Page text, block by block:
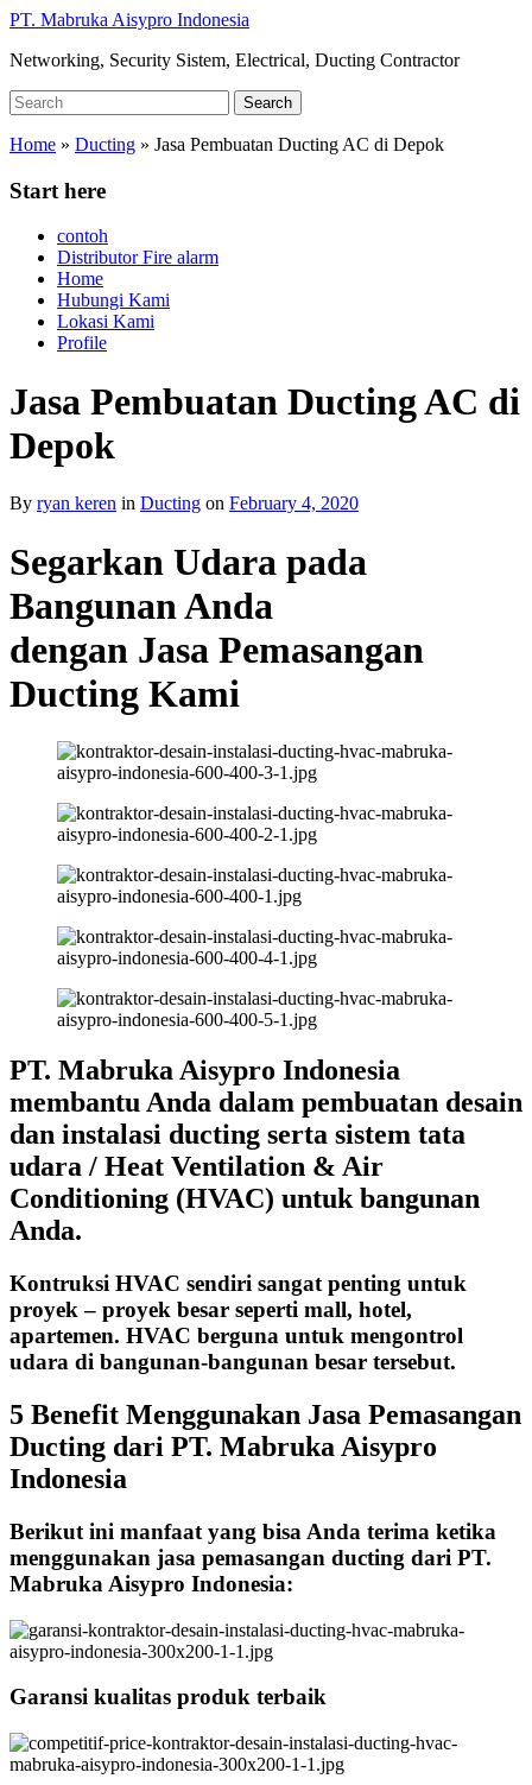
Skip
main
PT. Mabruka Aisypro Indonesia
Networking, Security Sistem, Electrical, Ducting Contractor
Search
for:
Search
Home » Ducting » Jasa Pembuatan Ducting AC di Depok
Start here
contoh
Distributor Fire alarm
Home
Hubungi Kami
Lokasi Kami
Profile
Jasa Pembuatan Ducting AC di
Depok
By ryan keren in Ducting on February 4, 2020
Segarkan Udara pada
Bangunan Anda
dengan Jasa Pemasangan
Ducting Kami
PT. Mabruka Aisypro Indonesia
membantu Anda dalam pembuatan desain
dan instalasi ducting serta sistem tata
udara / Heat Ventilation & Air
Conditioning (HVAC) untuk bangunan
Anda.
Kontruksi HVAC sendiri sangat penting untuk
proyek – proyek besar seperti mall, hotel,
apartemen. HVAC berguna untuk mengontrol
udara di bangunan-bangunan besar tersebut.
5 Benefit Menggunakan Jasa Pemasangan
Ducting dari PT. Mabruka Aisypro
Indonesia
Berikut ini manfaat yang bisa Anda terima ketika
menggunakan jasa pemasangan ducting dari PT.
Mabruka Aisypro Indonesia:
Garansi kualitas produk terbaik